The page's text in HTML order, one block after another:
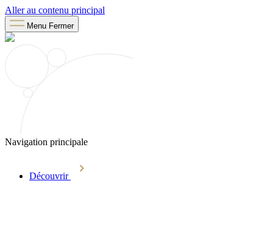
Aller au contenu principal
Menu Fermer
Navigation principale
Découvrir